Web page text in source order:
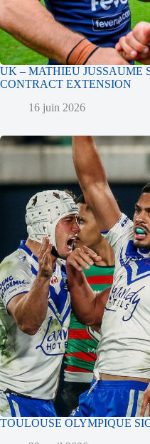
UK – MATHIEU JUSSAUME
CONTRACT EXTENSION
16 juin 2026
TOULOUSE OLYMPIQUE